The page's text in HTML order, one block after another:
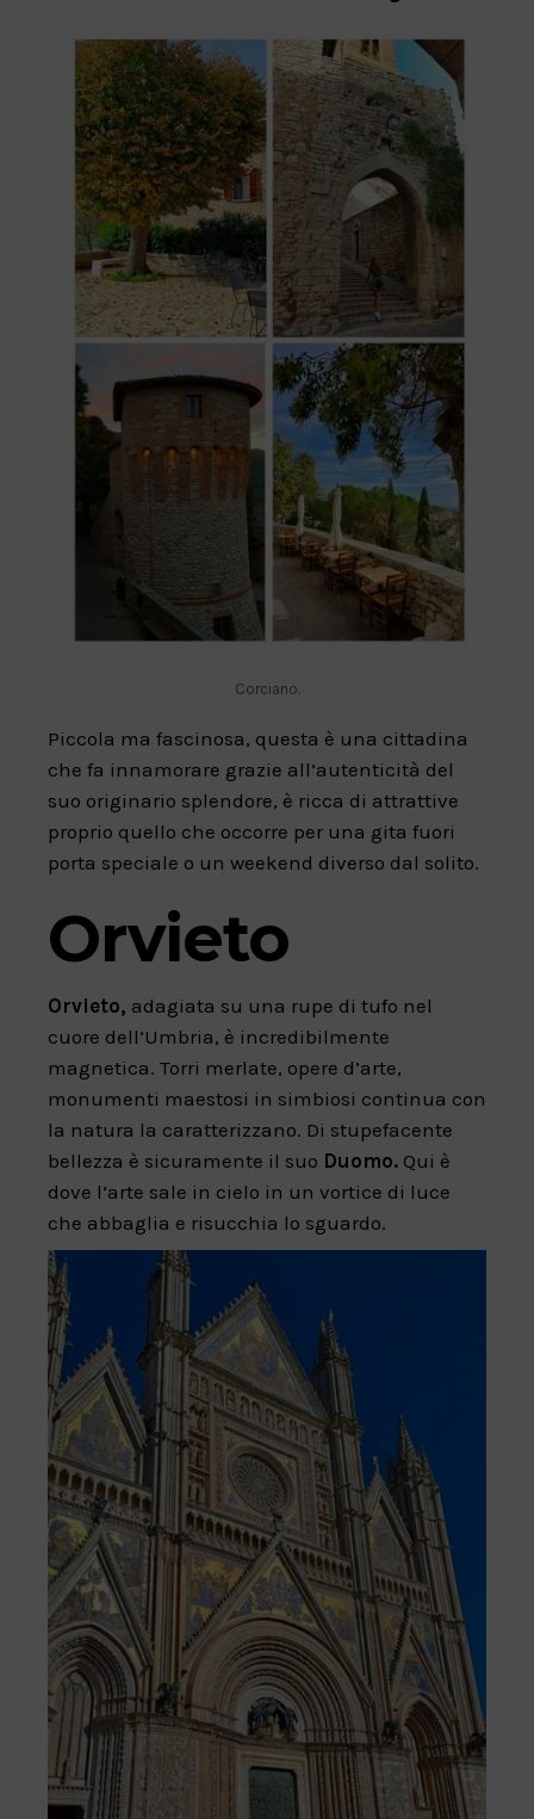
Corciano.
Piccola ma fascinosa, questa è una cittadina
che fa innamorare grazie all’autenticità del
suo originario splendore, è ricca di attrattive
proprio quello che occorre per una gita fuori
porta speciale o un weekend diverso dal solito.
Orvieto
Orvieto, adagiata su una rupe di tufo nel
cuore dell’Umbria, è incredibilmente
magnetica. Torri merlate, opere d’arte,
monumenti maestosi in simbiosi continua con
la natura la caratterizzano. Di stupefacente
bellezza è sicuramente il suo Duomo. Qui è
dove l’arte sale in cielo in un vortice di luce
che abbaglia e risucchia lo sguardo.